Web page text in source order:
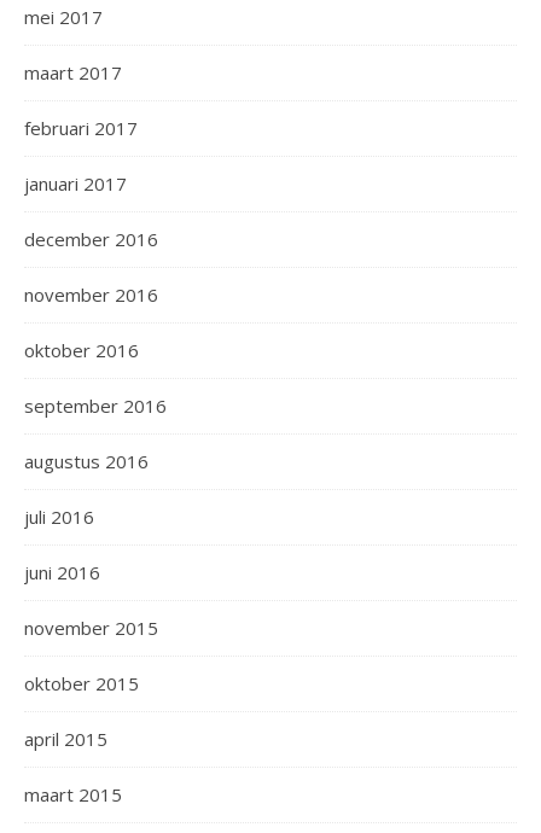
mei 2017
maart 2017
februari 2017
januari 2017
december 2016
november 2016
oktober 2016
september 2016
augustus 2016
juli 2016
juni 2016
november 2015
oktober 2015
april 2015
maart 2015